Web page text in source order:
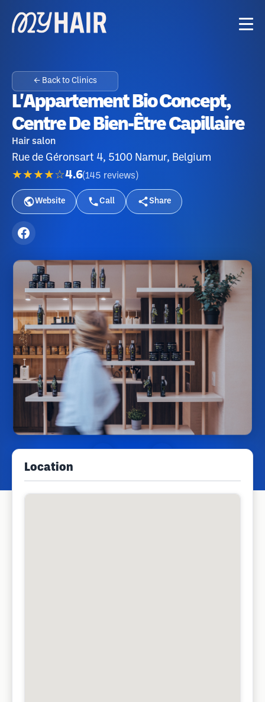
← Back to Clinics
L'Appartement Bio Concept,
Centre De Bien-Être Capillaire
Hair salon
Rue de Géronsart 4, 5100 Namur, Belgium
★★★★☆4.6(145 reviews )
Website Call Share
Location